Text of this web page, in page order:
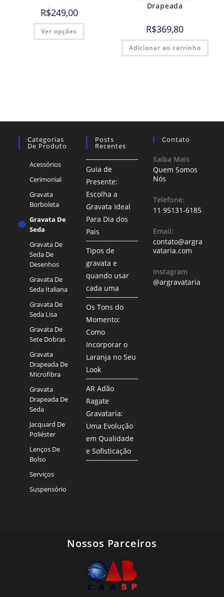
R$249,00
Ver opções
Drapeada
R$369,80
Adicionar ao carrinho
Categorias
De Produto
Acessórios
Cerimonial
Gravata
Borboleta
Gravata De
Seda
Gravata De
Seda De
Desenhos
Gravata De
Seda Italiana
Gravata De
Seda Lisa
Gravata De
Sete Dobras
Gravata
Drapeada De
Microfibra
Gravata
Drapeada De
Seda
Jacquard De
Poliéster
Lenços De
Bolso
Serviços
Suspensório
Posts
Recentes
Guia de
Presente:
Escolha a
Gravata Ideal
Para Dia dos
Pais
Tipos de
gravata e
quando usar
cada uma
Os Tons do
Momento:
Como
Incorporar o
Laranja no Seu
Look
AR Adão
Ragate
Gravataria:
Uma Evolução
em Qualidade
e Sofisticação
Contato
Saiba Mais
Quem Somos
Nós
Telefone:
11 95131-6185
Email:
contato@argra
vataria.com
Instagram
@argravataria
Nossos Parceiros